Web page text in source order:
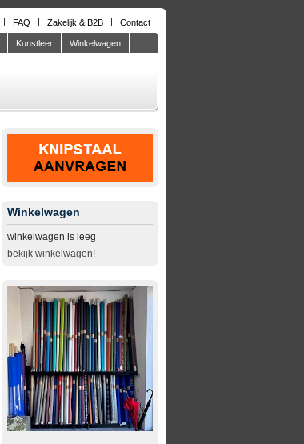
FAQ Zakelijk & B2B Contact
Kunstleer Winkelwagen
Winkelwagen
winkelwagen is leeg
bekijk winkelwagen!